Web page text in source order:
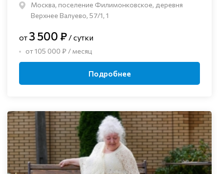
Москва, поселение Филимонковское, деревня
Верхнее Валуево, 57/1, 1
от 3 500 ₽ / сутки
от 105 000 ₽ / месяц
Подробнее